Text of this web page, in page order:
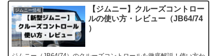
ジムニー情報
【ジムニー】クルーズコントロー
ルの使い方・レビュー（JB64/74
）